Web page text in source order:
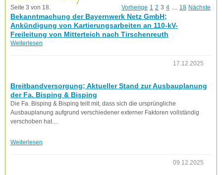
Seite 3 von 18. Vorherige 1 2 3 4 .... 18 Nächste
Bekanntmachung der Bayernwerk Netz GmbH;
Ankündigung von Kartierungsarbeiten an 110-kV-
Freileitung von Mitterteich nach Tirschenreuth
Weiterlesen
17.12.2025
Breitbandversorgung; Aktueller Stand zur Ausbauplanung
der Fa. Bisping & Bisping
Die Fa. Bisping & Bisping teilt mit, dass sich die ursprüngliche
Ausbauplanung aufgrund verschiedener externer Faktoren vollständig
verschoben hat....
Weiterlesen
09.12.2025